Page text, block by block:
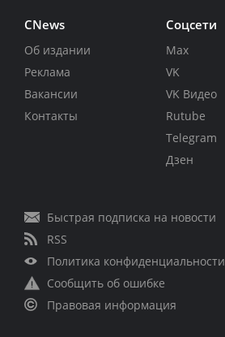
CNews
Об издании
Реклама
Вакансии
Контакты
Соцсети
Max
VK
VK Видео
Rutube
Telegram
Дзен
Быстрая подписка на новости
RSS
Политика конфиденциальности
Сообщить об ошибке
Правовая информация